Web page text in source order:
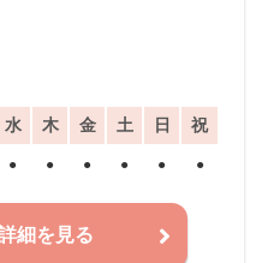
水 木 金 土 日 祝
● ● ● ● ● ●
細を見る